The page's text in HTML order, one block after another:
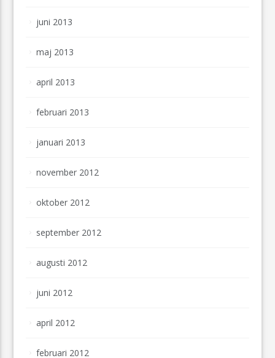
juni 2013
maj 2013
april 2013
februari 2013
januari 2013
november 2012
oktober 2012
september 2012
augusti 2012
juni 2012
april 2012
februari 2012